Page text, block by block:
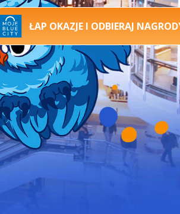
ŁAP OKAZJE I ODBIERAJ